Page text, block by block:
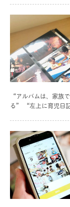
“アルバムは、家族
る” “左上に育児日